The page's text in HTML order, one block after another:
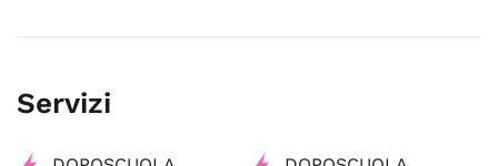
Servizi